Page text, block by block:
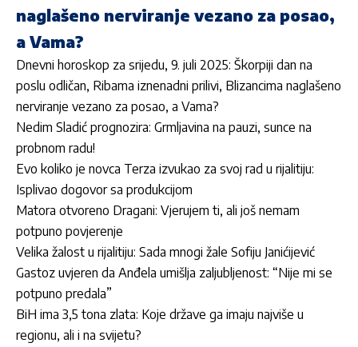
naglašeno nerviranje vezano za posao,
a Vama?
Dnevni horoskop za srijedu, 9. juli 2025: Škorpiji dan na
poslu odličan, Ribama iznenadni prilivi, Blizancima naglašeno
nerviranje vezano za posao, a Vama?
Nedim Sladić prognozira: Grmljavina na pauzi, sunce na
probnom radu!
Evo koliko je novca Terza izvukao za svoj rad u rijalitiju:
Isplivao dogovor sa produkcijom
Matora otvoreno Dragani: Vjerujem ti, ali još nemam
potpuno povjerenje
Velika žalost u rijalitiju: Sada mnogi žale Sofiju Janićijević
Gastoz uvjeren da Anđela umišlja zaljubljenost: “Nije mi se
potpuno predala”
BiH ima 3,5 tona zlata: Koje države ga imaju najviše u
regionu, ali i na svijetu?